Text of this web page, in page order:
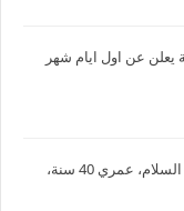
يعلن عن اول ايام شهر
أنا شيخة من الكويت، من منطقة السلام، عمري 40 سنة،